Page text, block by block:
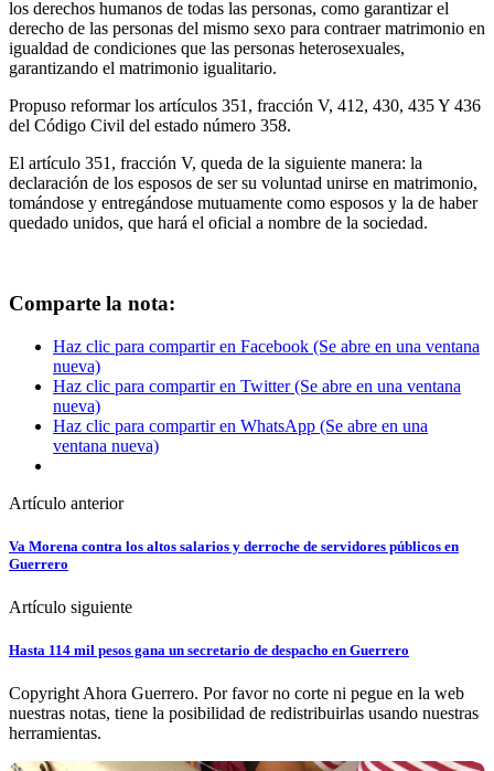
los derechos humanos de todas las personas, como garantizar el
derecho de las personas del mismo sexo para contraer matrimonio en
igualdad de condiciones que las personas heterosexuales,
garantizando el matrimonio igualitario.
Propuso reformar los artículos 351, fracción V, 412, 430, 435 Y 436
del Código Civil del estado número 358.
El artículo 351, fracción V, queda de la siguiente manera: la
declaración de los esposos de ser su voluntad unirse en matrimonio,
tomándose y entregándose mutuamente como esposos y la de haber
quedado unidos, que hará el oficial a nombre de la sociedad.
Comparte la nota:
Haz clic para compartir en Facebook (Se abre en una ventana
nueva)
Haz clic para compartir en Twitter (Se abre en una ventana
nueva)
Haz clic para compartir en WhatsApp (Se abre en una
ventana nueva)
Artículo anterior
Va Morena contra los altos salarios y derroche de servidores públicos en
Guerrero
Artículo siguiente
Hasta 114 mil pesos gana un secretario de despacho en Guerrero
Copyright Ahora Guerrero. Por favor no corte ni pegue en la web
nuestras notas, tiene la posibilidad de redistribuirlas usando nuestras
herramientas.